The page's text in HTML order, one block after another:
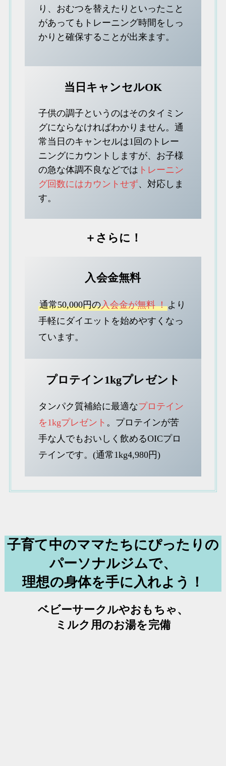
り、おむつを替えたりといったこと
があってもトレーニング時間をしっ
かりと確保することが出来ます。
当日キャンセルOK
子供の調子というのはそのタイミン
グにならなければわかりません。通
常当日のキャンセルは1回のトレー
ニングにカウントしますが、お子様
の急な体調不良などでは トレーニン
グ回数にはカウントせず、対応しま
す。
＋さらに！
入会金無料
通常50,000円の入会金が無料 ！より
手軽にダイエットを始めやすくなっ
ています。
プロテイン1kgプレゼント
タンパク質補給に最適なプロテイン
を1kgプレゼント 。プロテインが苦
手な人でもおいしく飲めるOICプロ
テインです。(通常1kg4,980円)
子育て中のママたちにぴったりの
パーソナルジムで、
理想の身体を手に入れよう！
ベビーサークルやおもちゃ、
ミルク用のお湯を完備